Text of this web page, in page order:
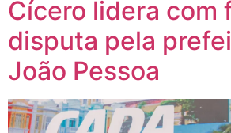
Cícero lidera com
disputa pela
João Pessoa